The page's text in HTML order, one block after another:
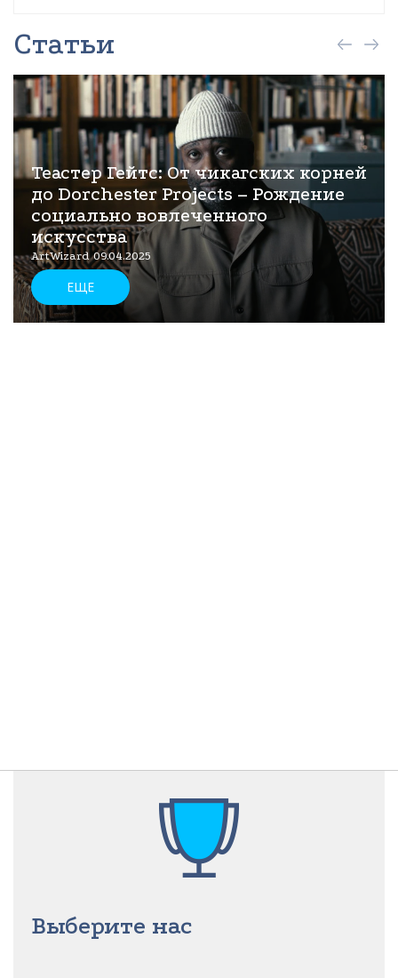
Статьи
Теастер Гейтс: От чикагских корней
до Dorchester Projects – Рождение
социально вовлеченного
искусства
ArtWizard 09.04.2025
ЕЩЕ
Выберите нас